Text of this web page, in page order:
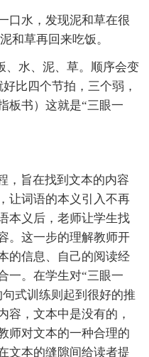
口水，发现泥和草在很
和草再回来吃饭。
、水、泥、草。顺序会变
比四个节拍，三个弱，
板书）这就是“三眼一
，旨在找到文本的内容
让词语的本义引入不再
本义后，老师让学生找
。这一步的理解教师开
的信息、自己的阅读经
一。在学生对“三眼一
式训练则起到很好的推
容，文本中是没有的，
师对文本的一种合理的
文本的缝隙间给读者提